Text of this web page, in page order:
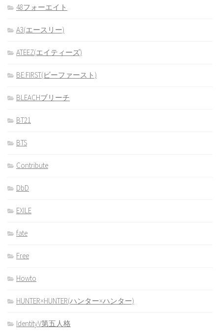
48フォーエイト
A3(エースリー)
ATEEZ(エイティーズ)
BE:FIRST(ビーファースト)
BLEACHブリーチ
BT21
BTS
Contribute
DbD
EXILE
fate
Free
Howto
HUNTER×HUNTER(ハンター×ハンター)
IdentityV第五人格